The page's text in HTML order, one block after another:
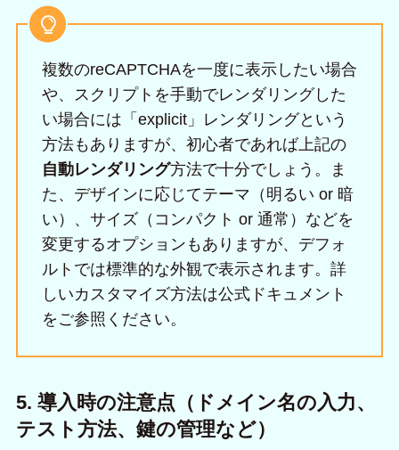
複数のreCAPTCHAを一度に表示したい場合
や、スクリプトを手動でレンダリングした
い場合には「explicit」レンダリングという
方法もありますが、初心者であれば上記の
自動レンダリング方法で十分でしょう。ま
た、デザインに応じてテーマ（明るい or 暗
い）、サイズ（コンパクト or 通常）などを
変更するオプションもありますが、デフォ
ルトでは標準的な外観で表示されます。詳
しいカスタマイズ方法は公式ドキュメント
をご参照ください。
5. 導入時の注意点（ドメイン名の入力、
テスト方法、鍵の管理など）